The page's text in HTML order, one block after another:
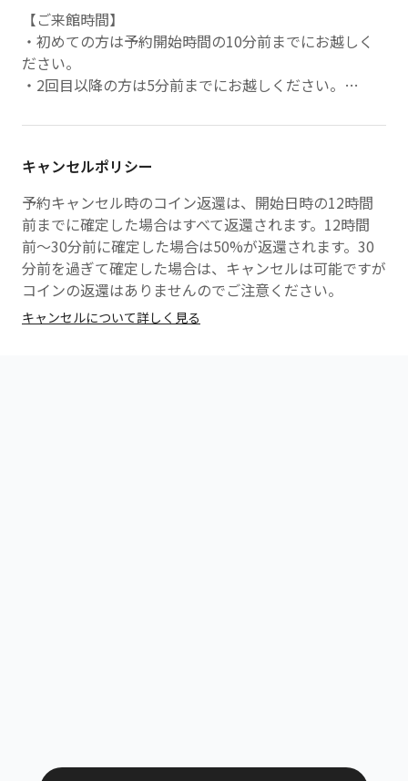
【ご来館時間】
・初めての方は予約開始時間の10分前までにお越しく
ださい。
・2回目以降の方は5分前までにお越しください。
・到着後、受付のスタッフにお声がけください。
５分以内の遅刻はご連絡のうえ、ご参加ください。
それ以上の遅刻はキャンセル扱いとなりますのでご理解
ください。
キャンセルポリシー
予約キャンセル時のコイン返還は、開始日時の12時間
前までに確定した場合はすべて返還されます。12時間
前〜30分前に確定した場合は50%が返還されます。30
分前を過ぎて確定した場合は、キャンセルは可能ですが
コインの返還はありませんのでご注意ください。
キャンセルについて詳しく見る